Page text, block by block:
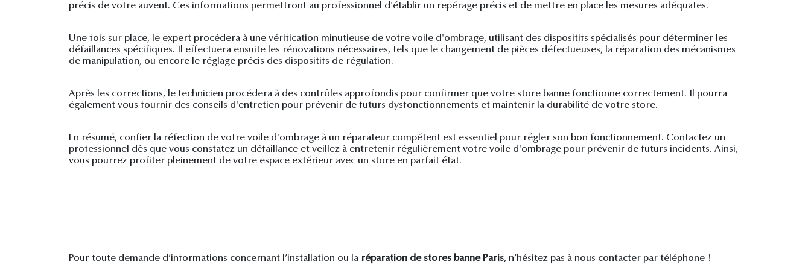
précis de votre auvent. Ces informations permettront au professionnel d'établir un repérage précis et de mettre en place les mesures adéquates.
Une fois sur place, le expert procédera à une vérification minutieuse de votre voile d'ombrage, utilisant des dispositifs spécialisés pour déterminer les
défaillances spécifiques. Il effectuera ensuite les rénovations nécessaires, tels que le changement de pièces défectueuses, la réparation des mécanismes
de manipulation, ou encore le réglage précis des dispositifs de régulation.
Après les corrections, le technicien procédera à des contrôles approfondis pour confirmer que votre store banne fonctionne correctement. Il pourra
également vous fournir des conseils d'entretien pour prévenir de futurs dysfonctionnements et maintenir la durabilité de votre store.
En résumé, confier la réfection de votre voile d'ombrage à un réparateur compétent est essentiel pour régler son bon fonctionnement. Contactez un
professionnel dès que vous constatez un défaillance et veillez à entretenir régulièrement votre voile d'ombrage pour prévenir de futurs incidents. Ainsi,
vous pourrez profiter pleinement de votre espace extérieur avec un store en parfait état.
Pour toute demande d’informations concernant l’installation ou la réparation de stores banne Paris, n’hésitez pas à nous contacter par téléphone !